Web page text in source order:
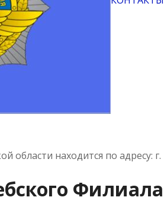
области находится по адресу: